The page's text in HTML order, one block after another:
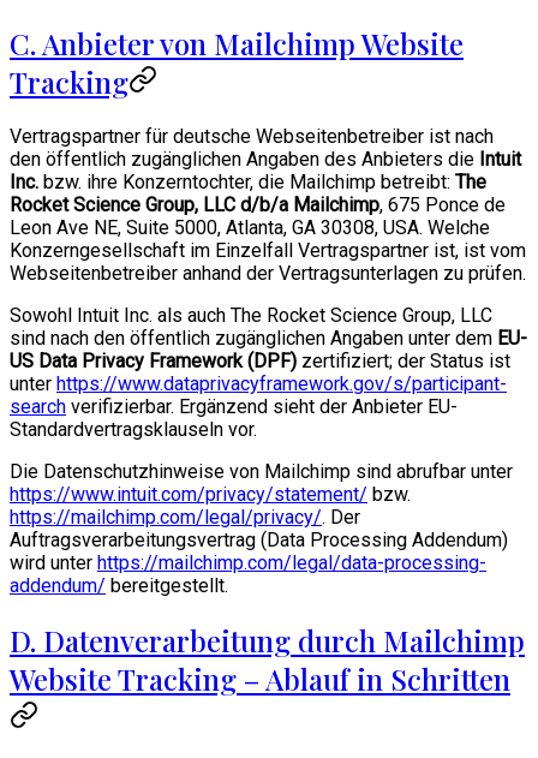
C. Anbieter von Mailchimp Website
Tracking
Vertragspartner für deutsche Webseitenbetreiber ist nach
den öffentlich zugänglichen Angaben des Anbieters die Intuit
Inc. bzw. ihre Konzerntochter, die Mailchimp betreibt: The
Rocket Science Group, LLC d/b/a Mailchimp, 675 Ponce de
Leon Ave NE, Suite 5000, Atlanta, GA 30308, USA. Welche
Konzerngesellschaft im Einzelfall Vertragspartner ist, ist vom
Webseitenbetreiber anhand der Vertragsunterlagen zu prüfen.
Sowohl Intuit Inc. als auch The Rocket Science Group, LLC
sind nach den öffentlich zugänglichen Angaben unter dem EU-
US Data Privacy Framework (DPF) zertifiziert; der Status ist
unter https://www.dataprivacyframework.gov/s/participant-
search verifizierbar. Ergänzend sieht der Anbieter EU-
Standardvertragsklauseln vor.
Die Datenschutzhinweise von Mailchimp sind abrufbar unter
https://www.intuit.com/privacy/statement/ bzw.
https://mailchimp.com/legal/privacy/. Der
Auftragsverarbeitungsvertrag (Data Processing Addendum)
wird unter https://mailchimp.com/legal/data-processing-
addendum/ bereitgestellt.
D. Datenverarbeitung durch Mailchimp
Website Tracking – Ablauf in Schritten